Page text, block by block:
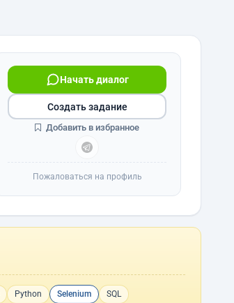
Начать диалог
Создать задание
Добавить в избранное
Пожаловаться на профиль
Python Selenium
SQL